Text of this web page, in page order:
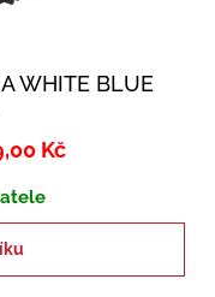
WHITE BLUE
Kč